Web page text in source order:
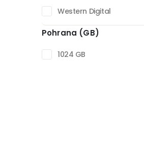
Western Digital
Pohrana (GB)
1024 GB